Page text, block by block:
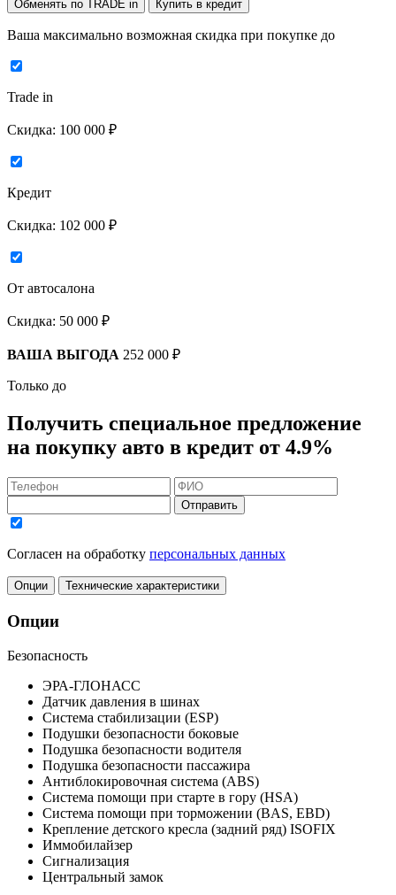
Обменять по TRADE in Купить в кредит
Ваша максимально возможная скидка при покупке до
Trade in
Скидка: 100 000 ₽
Кредит
Скидка: 102 000 ₽
От автосалона
Скидка: 50 000 ₽
ВАША ВЫГОДА 252 000 ₽
Только до
Получить специальное предложение
на покупку авто в кредит от 4.9%
Отправить
Согласен на обработку персональных данных
Опции Технические характеристики
Опции
Безопасность
ЭРА-ГЛОНАСС
Датчик давления в шинах
Система стабилизации (ESP)
Подушки безопасности боковые
Подушка безопасности водителя
Подушка безопасности пассажира
Антиблокировочная система (ABS)
Система помощи при старте в гору (HSA)
Система помощи при торможении (BAS, EBD)
Крепление детского кресла (задний ряд) ISOFIX
Иммобилайзер
Сигнализация
Центральный замок